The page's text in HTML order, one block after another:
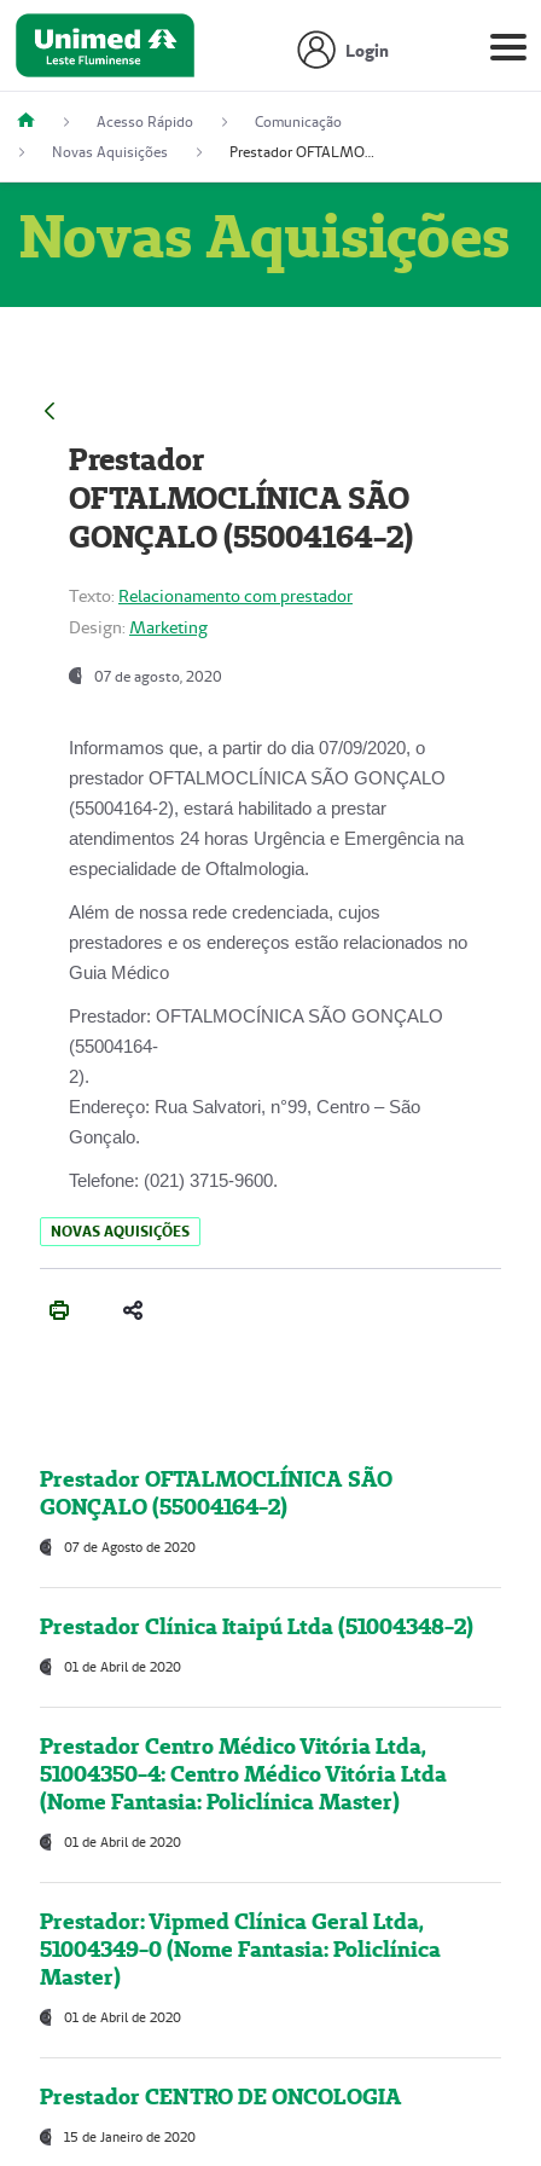
Login
Acesso Rápido
Comunicação
Novas Aquisições
Prestador OFTALMOCLÍNICA SÃO GONÇALO (55004164-2)
Novas Aquisições
Prestador
OFTALMOCLÍNICA SÃO
GONÇALO (55004164-2)
Texto: Relacionamento com prestador
Design: Marketing
07 de agosto, 2020
Informamos que, a partir do dia07/09/2020, o
prestador OFTALMOCLÍNICA SÃO GONÇALO
(55004164-2), estará habilitado a prestar
atendimentos 24 horas Urgência e Emergência na
especialidade de Oftalmologia.
Além de nossa rede credenciada, cujos
prestadores e os endereços estão relacionados no
Guia Médico
Prestador: OFTALMOCÍNICA SÃO GONÇALO
(55004164-
2).
Endereço: Rua Salvatori, n°99, Centro – São
Gonçalo.
Telefone: (021) 3715-9600.
NOVAS AQUISIÇÕES
Prestador OFTALMOCLÍNICA SÃO
GONÇALO (55004164-2)
07 de Agosto de 2020
Prestador Clínica Itaipú Ltda (51004348-2)
01 de Abril de 2020
Prestador Centro Médico Vitória Ltda,
51004350-4: Centro Médico Vitória Ltda
(Nome Fantasia: Policlínica Master)
01 de Abril de 2020
Prestador: Vipmed Clínica Geral Ltda,
51004349-0 (Nome Fantasia: Policlínica
Master)
01 de Abril de 2020
Prestador CENTRO DE ONCOLOGIA
15 de Janeiro de 2020